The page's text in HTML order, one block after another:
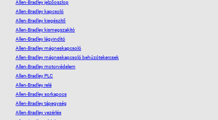
Allen-Bradley jelzőoszlop
Allen-Bradley kapcsoló
Allen-Bradley kiegészítő
Allen-Bradley kismegszakító
Allen-Bradley lágyindító
Allen-Bradley mágneskapcsoló
Allen-Bradley mágneskapcsoló behúzótekercsek
Allen-Bradley motorvédelem
Allen-Bradley PLC
Allen-Bradley relé
Allen-Bradley sorkapocs
Allen-Bradley tápegység
Allen-Bradley vezérlés